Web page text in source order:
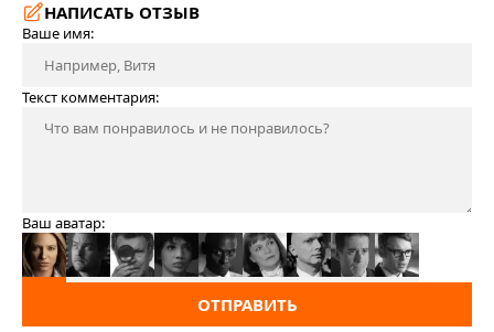
НАПИСАТЬ ОТЗЫВ
Ваше имя:
Текст комментария:
Ваш аватар:
ОТПРАВИТЬ